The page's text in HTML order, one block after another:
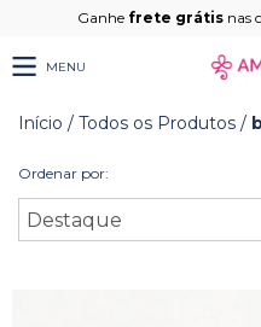
Ganhe frete grátisnas
MENU
Início / Todos os Produtos /
Ordenar por: